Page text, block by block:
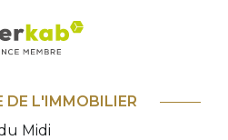
DE L'IMMOBILIER
Midi